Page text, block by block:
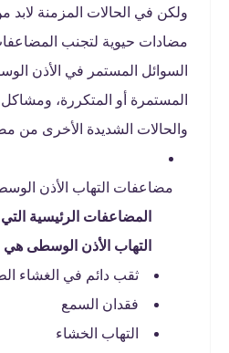
ولكن في الحالات المزمنة لابد
مضادات حيوية لتجنب
السوائل المستمر في الأذن
المستمرة أو المتكررة،
والحالات الشديدة الأخرى من
مضاعفات التهاب الأذن
المضاعفات الرئيسية
التهاب الأذن الوسطى هي
ثقب دائم في الغشاء
فقدان السمع
التهاب الخشاء